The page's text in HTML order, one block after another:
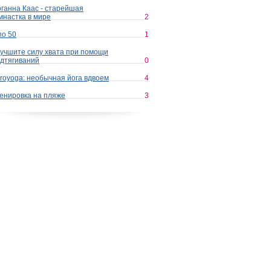
Каас - старейшая
в мире
2
50 1
силу хвата при помощи
0
необычная йога вдвоем 4
на пляже 3